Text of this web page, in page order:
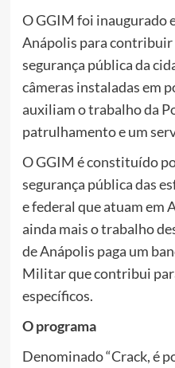
O GGIM foi inaugurado
Anápolis para contribuir
segurança pública da
câmeras instaladas em
auxiliam o trabalho da
patrulhamento e um
O GGIM é constituído
segurança pública das
e federal que atuam em
ainda mais o trabalho
de Anápolis paga um
Militar que contribui
específicos.
O programa
Denominado “Crack, é